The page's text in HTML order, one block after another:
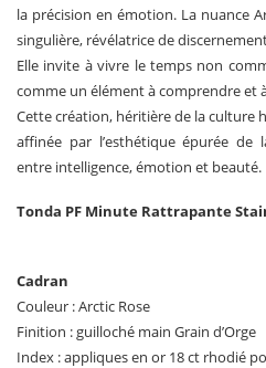
la précision en émotion. La nuance
singulière, révélatrice de
Elle invite à vivre le temps non
comme un élément à comprendre et
Cette création, héritière de la culture
affinée par l’esthétique épurée de
entre intelligence, émotion et beauté.
Tonda PF Minute Rattrapante
Cadran
Couleur : Arctic Rose
Finition : guilloché main Grain d’Orge
Index : appliques en or 18 ct rhodié